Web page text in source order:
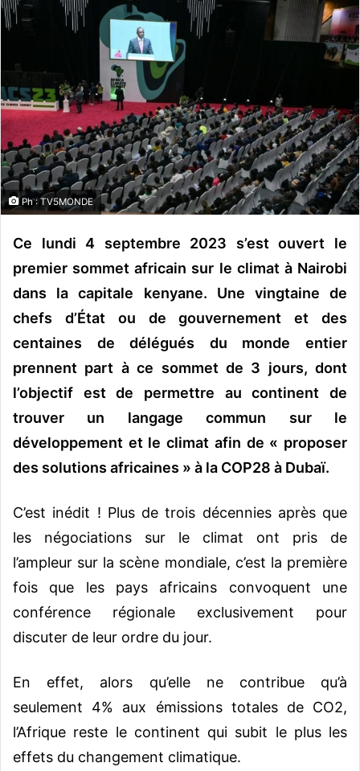
o
r
u
n
c
o
u
r
r
e
Ph : TV5MONDE
Ce lundi 4 septembre 2023 s’est ouvert le
premier sommet africain sur le climat à Nairobi
dans la capitale kenyane. Une vingtaine de
chefs d’État ou de gouvernement et des
centaines de délégués du monde entier
prennent part à ce sommet de 3 jours, dont
l’objectif est de permettre au continent de
trouver un langage commun sur le
développement et le climat afin de « proposer
des solutions africaines » à la COP28 à Dubaï.
C’est inédit ! Plus de trois décennies après que
les négociations sur le climat ont pris de
l’ampleur sur la scène mondiale, c’est la première
fois que les pays africains convoquent une
conférence régionale exclusivement pour
discuter de leur ordre du jour.
En effet, alors qu’elle ne contribue qu’à
seulement 4% aux émissions totales de CO2,
l’Afrique reste le continent qui subit le plus les
effets du changement climatique.